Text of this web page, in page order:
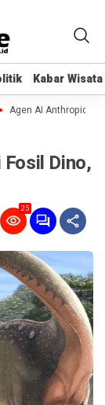
Kabar Wisata
Kabar Wisata
AI Anthropic dan
Dino,
25